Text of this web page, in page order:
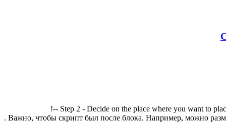
!-- Step 2 - Decide on the place where you want to
. Важно, чтобы скрипт был после блока. Например, можно